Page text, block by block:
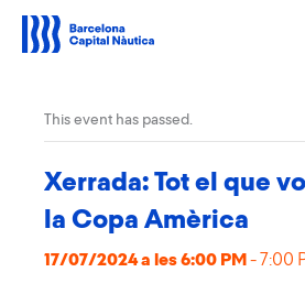
contingut
This event has passed.
Xerrada: Tot el que
la Copa Amèrica
17/07/2024 a les 6:00 PM - 7:00